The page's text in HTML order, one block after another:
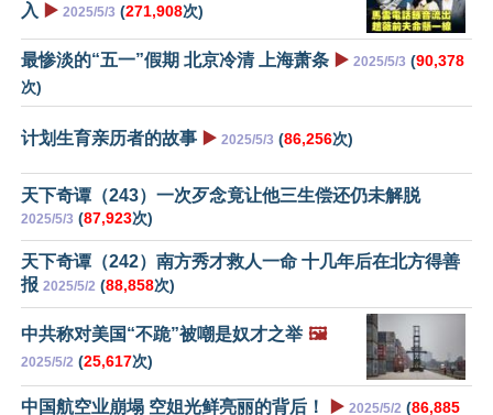
入 ▶️ 2025/5/3 (271,908次)
最惨淡的“五一”假期 北京冷清 上海萧条 ▶️ 2025/5/3 (90,378
次)
计划生育亲历者的故事 ▶️ 2025/5/3 (86,256次)
天下奇谭（243）一次歹念竟让他三生偿还仍未解脱
2025/5/3 (87,923次)
天下奇谭（242）南方秀才救人一命 十几年后在北方得善
报 2025/5/2 (88,858次)
中共称对美国“不跪”被嘲是奴才之举 🖼️
2025/5/2 (25,617次)
中国航空业崩塌 空姐光鲜亮丽的背后！ ▶️ 2025/5/2 (86,885